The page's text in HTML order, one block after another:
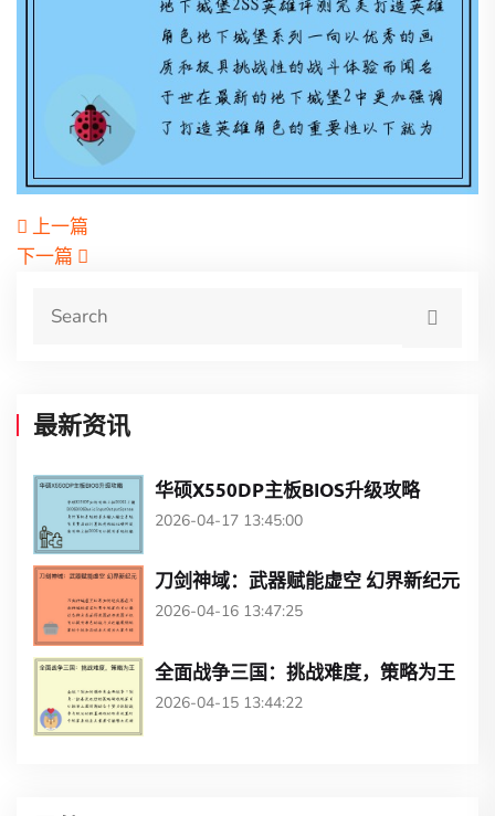
上一篇
下一篇
最新资讯
华硕X550DP主板BIOS升级攻略
2026-04-17 13:45:00
刀剑神域：武器赋能虚空 幻界新纪元
2026-04-16 13:47:25
全面战争三国：挑战难度，策略为王
2026-04-15 13:44:22